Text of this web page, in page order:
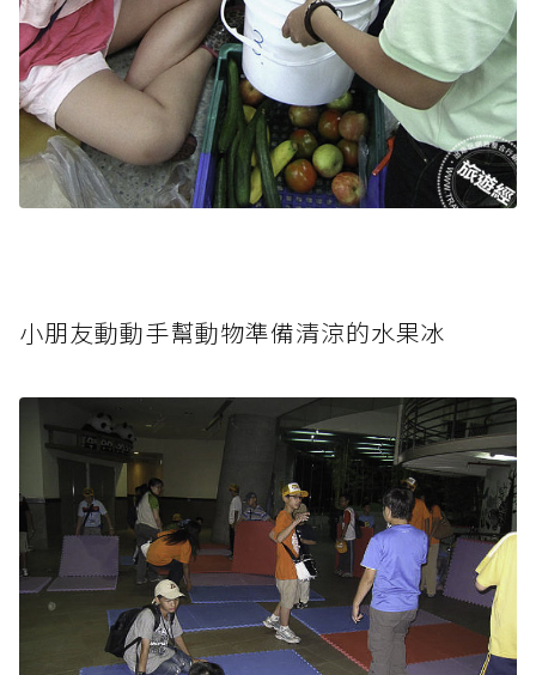
小朋友動動手幫動物準備清涼的水果冰